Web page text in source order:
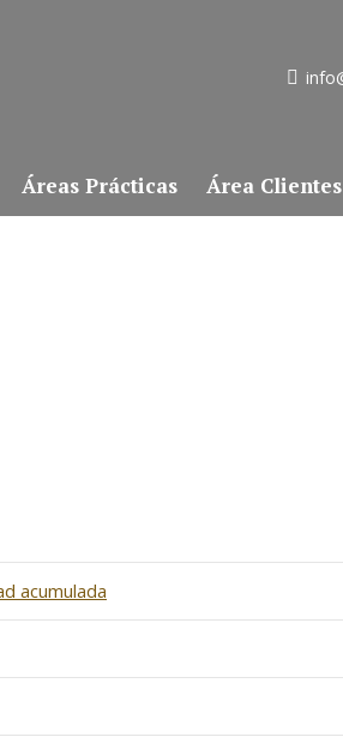
Áreas Prácticas Área Clientes
acumulada